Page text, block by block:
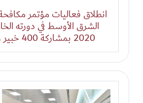
انطلاق فعاليات مؤتمر
الشرق الأوسط في دورته
2020 بمشاركة 400 خبير ومختص